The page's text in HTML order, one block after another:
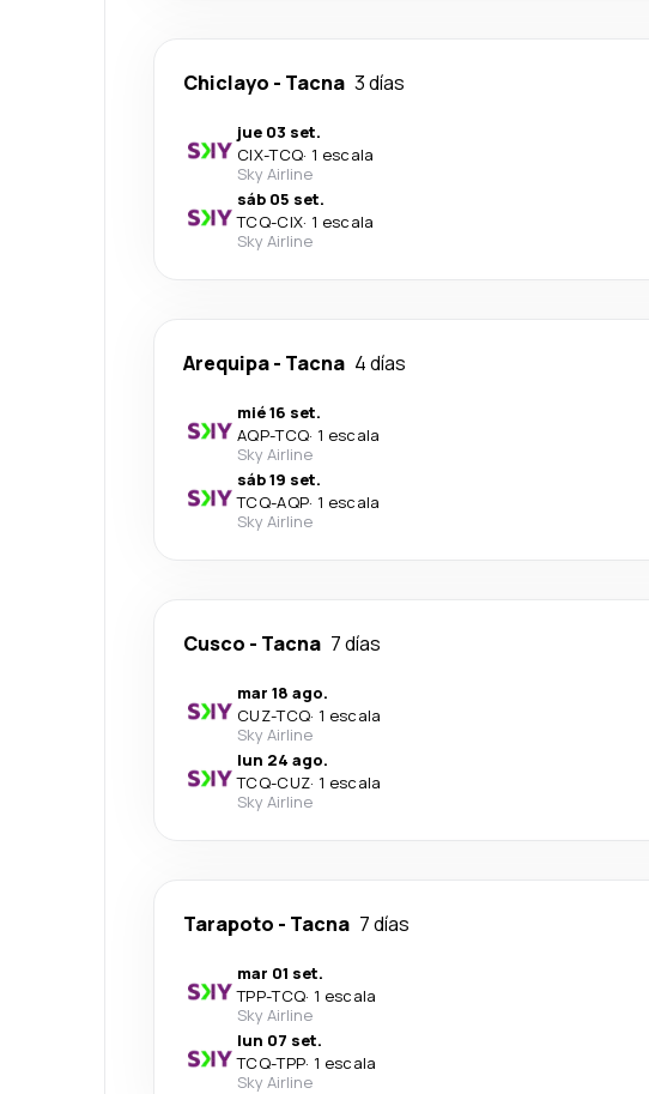
Chiclayo - Tacna 3 días
jue 03 set.
CIX-TCQ· 1 escala
Sky Airline
sáb 05 set.
TCQ-CIX· 1 escala
Sky Airline
Arequipa- Tacna 4 días
mié 16 set.
AQP-TCQ· 1 escala
Sky Airline
sáb 19 set.
TCQ-AQP· 1 escala
Sky Airline
Cusco - Tacna 7 días
mar 18 ago.
CUZ-TCQ· 1 escala
Sky Airline
lun 24 ago.
TCQ-CUZ· 1 escala
Sky Airline
Tarapoto - Tacna 7 días
mar 01 set.
TPP-TCQ· 1 escala
Sky Airline
lun 07 set.
TCQ-TPP· 1 escala
Sky Airline